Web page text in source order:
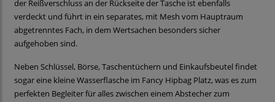
der Reißverschluss an der Rückseite der Tasche ist ebenfalls
verdeckt und führt in ein separates, mit Mesh vom Hauptraum
abgetrenntes Fach, in dem Wertsachen besonders sicher
aufgehoben sind.
Neben Schlüssel, Börse, Taschentüchern und Einkaufsbeutel findet
sogar eine kleine Wasserflasche im Fancy Hipbag Platz, was es zum
perfekten Begleiter für alles zwischen einem Abstecher zum